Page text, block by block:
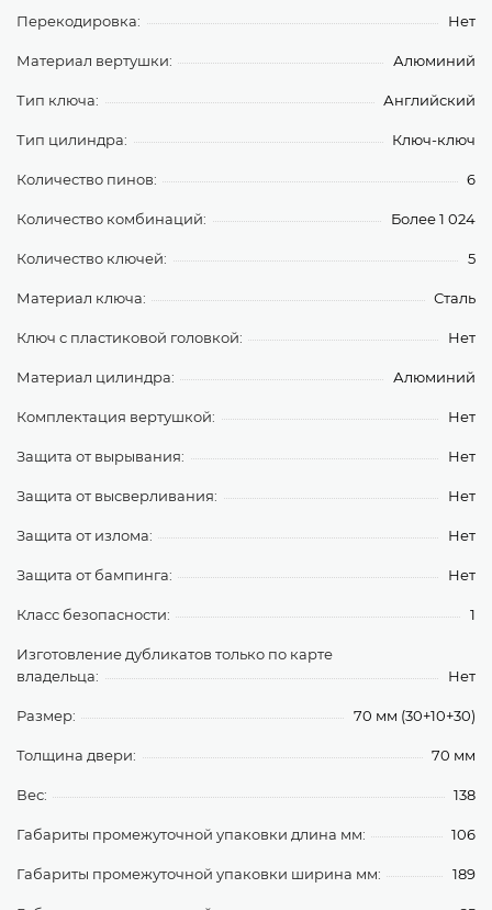
Перекодировка: Нет
Материал вертушки: Алюминий
Тип ключа: Английский
Тип цилиндра: Ключ-ключ
Количество пинов: 6
Количество комбинаций: Более 1 024
Количество ключей: 5
Материал ключа: Сталь
Ключ с пластиковой головкой: Нет
Материал цилиндра: Алюминий
Комплектация вертушкой: Нет
Защита от вырывания: Нет
Защита от высверливания: Нет
Защита от излома: Нет
Защита от бампинга: Нет
Класс безопасности: 1
Изготовление дубликатов только по карте
владельца:
Нет
Размер: 70 мм (30+10+30)
Толщина двери: 70 мм
Вес: 138
Габариты промежуточной упаковки длина мм: 106
Габариты промежуточной упаковки ширина мм: 189